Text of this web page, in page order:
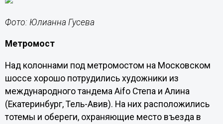
Фото: Юлианна Гусева
Метромост
Над колоннами под метромостом на Московском
шоссе хорошо потрудились художники из
международного тандема Aifo Степа и Алина
(Екатеринбург, Тель-Авив). На них расположились
тотемы и обереги, охраняющие место въезда в